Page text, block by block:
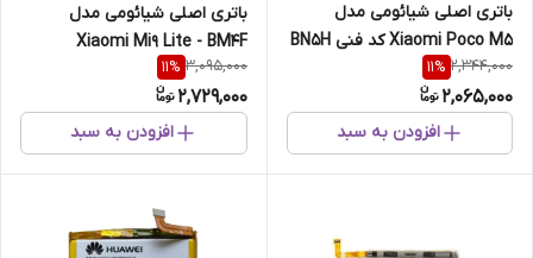
باتری اصلی شیائومی مدل
Xiaomi Poco M5 کد فنی BN5H
2,344,000
11%
2,065,000
افزودن به سبد
باتری اصلی شیائومی مدل
Xiaomi Mi9 Lite - BM4F
3,095,000
11%
2,729,000
افزودن به سبد